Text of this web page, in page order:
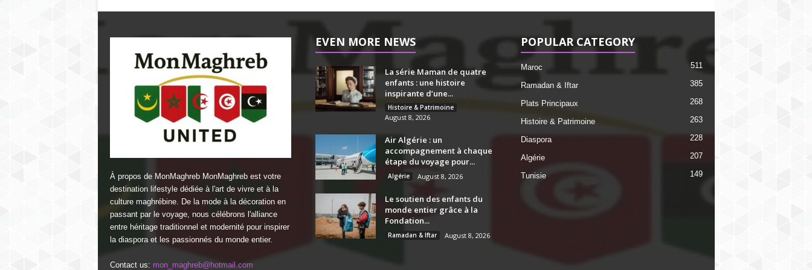
À propos de MonMaghreb MonMaghreb est votre
destination lifestyle dédiée à l'art de vivre et à la
culture maghrébine. De la mode à la décoration en
passant par le voyage, nous célébrons l'alliance
entre héritage traditionnel et modernité pour inspirer
la diaspora et les passionnés du monde entier.
Contact us: mon_maghreb@hotmail.com
EVEN MORE NEWS
La série Maman de quatre
enfants : une histoire
inspirante d’une...
Histoire & Patrimoine
August 8, 2026
Air Algérie : un
accompagnement à chaque
étape du voyage pour...
Algérie August 8, 2026
Le soutien des enfants du
monde entier grâce à la
Fondation...
Ramadan & Iftar August 8, 2026
POPULAR CATEGORY
Maroc 511
Ramadan & Iftar 385
Plats Principaux 268
Histoire & Patrimoine 263
Diaspora 228
Algérie 207
Tunisie 149